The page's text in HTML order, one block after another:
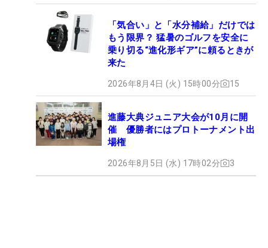
「気合い」と「水分補給」だけでは
もう限界？ 猛暑のゴルフを安全に
乗り切る“進化形ギア”に頼るときが
来た
2026年8月4日 (火) 15時00分 15
進藤大典ジュニア大会が10月に開
催 優勝者にはプロトーナメント出
場権
2026年8月5日 (水) 17時02分 3